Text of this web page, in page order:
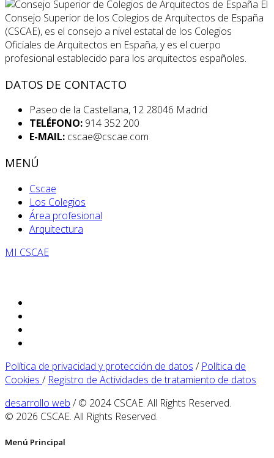
El
Consejo Superior de los Colegios de Arquitectos de España
(CSCAE), es el consejo a nivel estatal de los Colegios
Oficiales de Arquitectos en España, y es el cuerpo
profesional establecido para los arquitectos españoles.
DATOS DE CONTACTO
Paseo de la Castellana, 12 28046 Madrid
TELÉFONO: 914 352 200
E-MAIL: cscae@cscae.com
MENÚ
Cscae
Los Colegios
Área profesional
Arquitectura
MI CSCAE
Política de privacidad y protección de datos / Política de
Cookies / Registro de Actividades de tratamiento de datos
desarrollo web / © 2024 CSCAE. All Rights Reserved.
© 2026 CSCAE. All Rights Reserved.
Menú Principal